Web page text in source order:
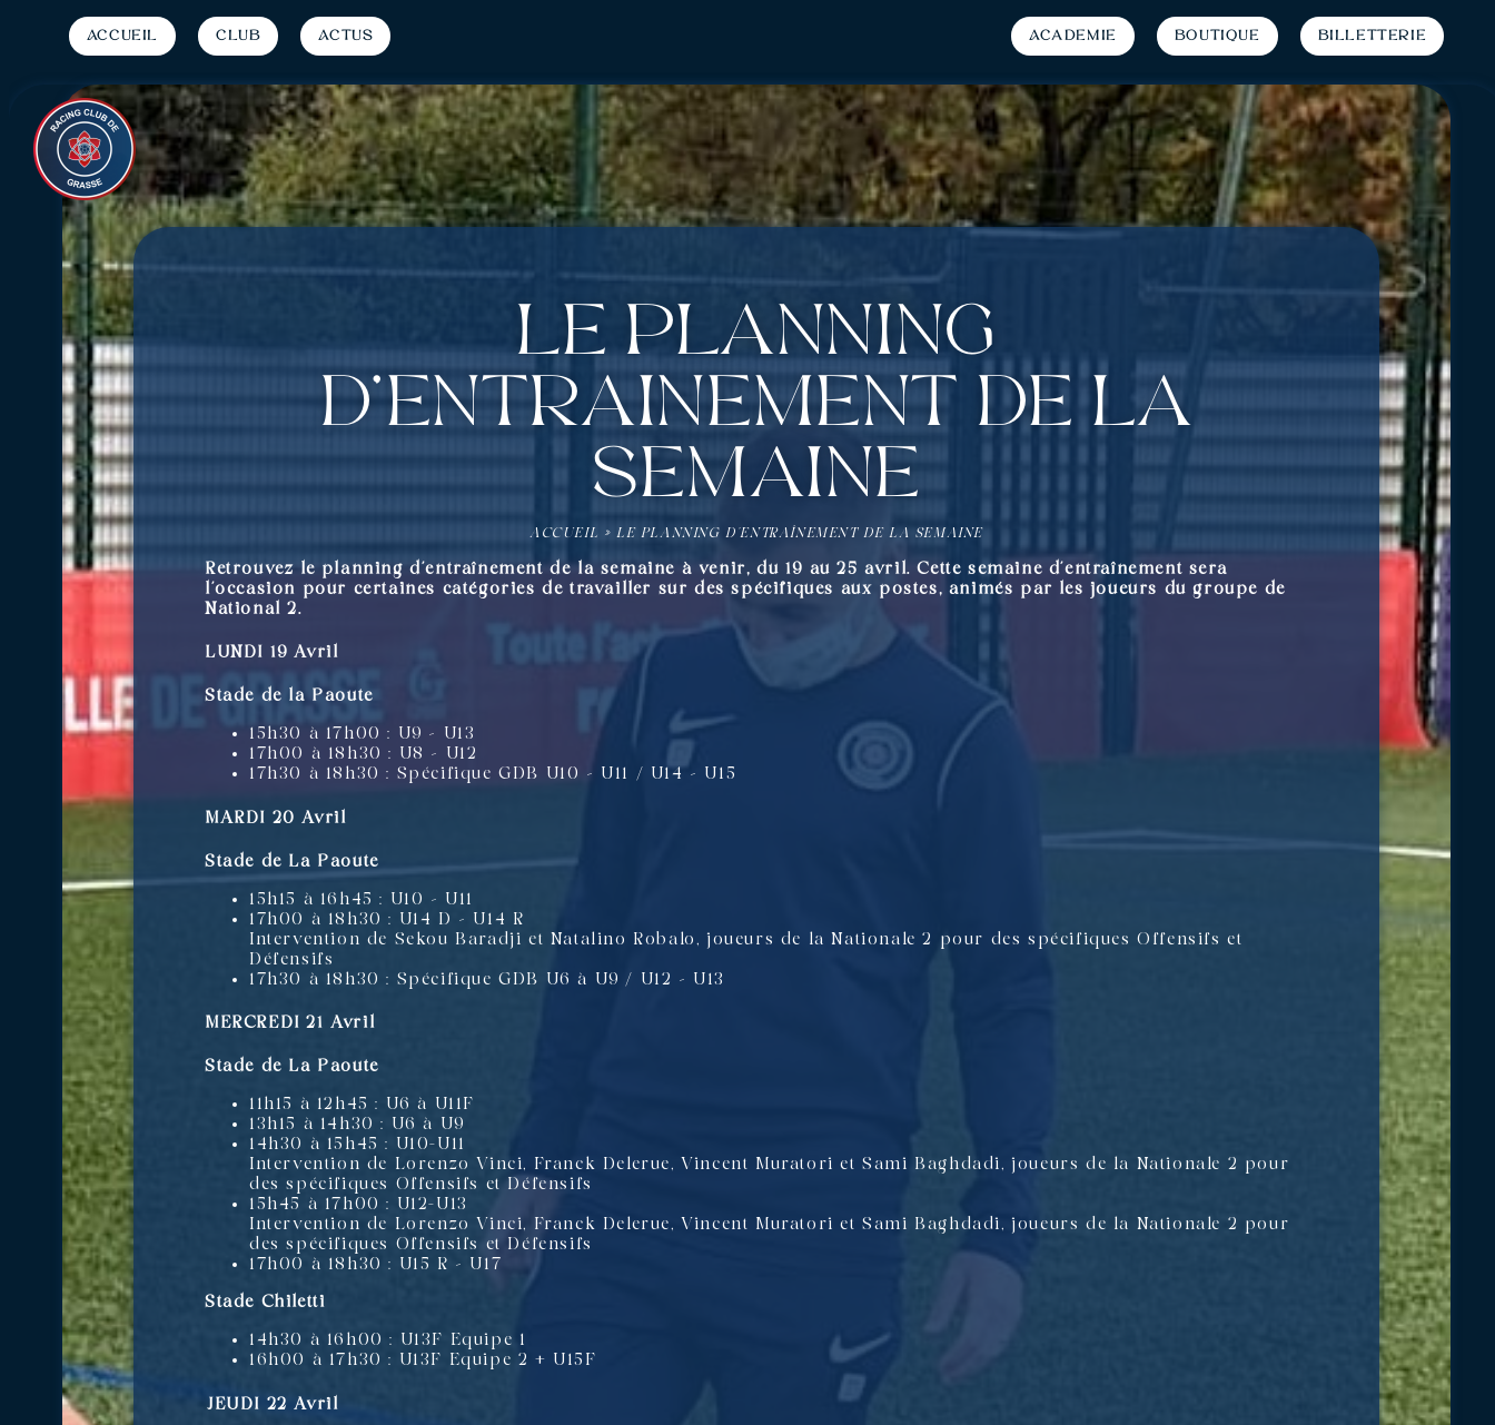
Accueil Club Actus Académie Boutique Billetterie
Le planning
d’entraînement de la
semaine
ACCUEIL » LE PLANNING D’ENTRAÎNEMENT DE LA SEMAINE
Retrouvez le planning d’entraînement de la semaine à venir, du 19 au 25 avril. Cette semaine d’entraînement sera
l’occasion pour certaines catégories de travailler sur des spécifiques aux postes, animés par les joueurs du groupe de
National 2.
LUNDI 19 Avril
Stade de la Paoute
15h30 à 17h00 : U9 – U13
17h00 à 18h30 : U8 – U12
17h30 à 18h30 : Spécifique GDB U10 – U11 / U14 – U15
MARDI 20 Avril
Stade de La Paoute
15h15 à 16h45 : U10 – U11
17h00 à 18h30 : U14 D – U14 R
Intervention de Sekou Baradji et Natalino Robalo, joueurs de la Nationale 2 pour des spécifiques Offensifs et
Défensifs
17h30 à 18h30 : Spécifique GDB U6 à U9 / U12 – U13
MERCREDI 21 Avril
Stade de La Paoute
11h15 à 12h45 : U6 à U11F
13h15 à 14h30 : U6 à U9
14h30 à 15h45 : U10-U11
Intervention de Lorenzo Vinci, Franck Delerue, Vincent Muratori et Sami Baghdadi, joueurs de la Nationale 2 pour
des spécifiques Offensifs et Défensifs
15h45 à 17h00 : U12-U13
Intervention de Lorenzo Vinci, Franck Delerue, Vincent Muratori et Sami Baghdadi, joueurs de la Nationale 2 pour
des spécifiques Offensifs et Défensifs
17h00 à 18h30 : U15 R – U17
Stade Chiletti
14h30 à 16h00 : U13F Equipe 1
16h00 à 17h30 : U13F Equipe 2 + U15F
JEUDI 22 Avril